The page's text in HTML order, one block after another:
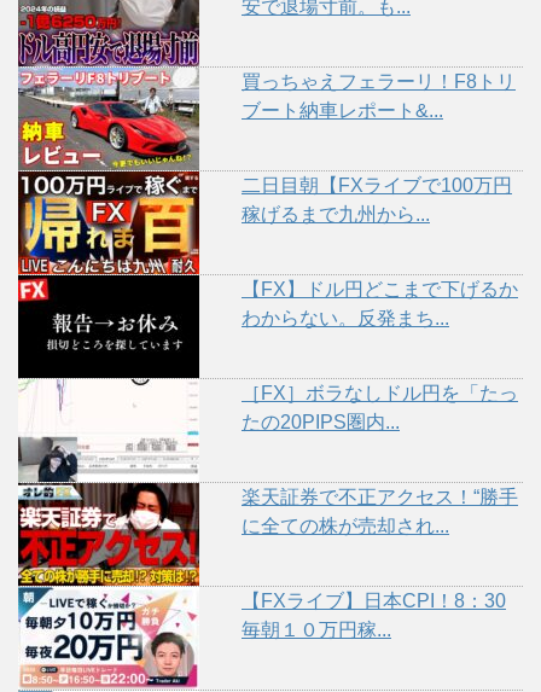
安で退場寸前。も...
買っちゃえフェラーリ！F8トリ
ブート納車レポート&...
二日目朝【FXライブで100万円
稼げるまで九州から...
【FX】ドル円どこまで下げるか
わからない。反発まち...
［FX］ボラなしドル円を「たっ
たの20PIPS圏内...
楽天証券で不正アクセス！“勝手
に全ての株が売却され...
【FXライブ】日本CPI！8：30
毎朝１０万円稼...